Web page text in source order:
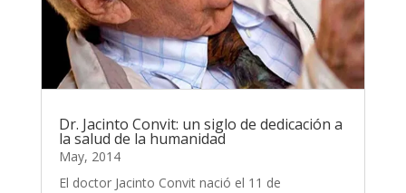
Dr. Jacinto Convit: un siglo de dedicación a
la salud de la humanidad
May, 2014
El doctor Jacinto Convit nació el 11 de